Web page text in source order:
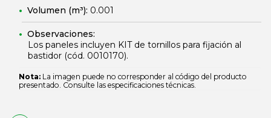
Volumen (m³): 0.001
Observaciones:
Los paneles incluyen KIT de tornillos para fijación al
bastidor (cód. 0010170).
Nota: La imagen puede no corresponder al código del producto
presentado. Consulte las especificaciones técnicas.